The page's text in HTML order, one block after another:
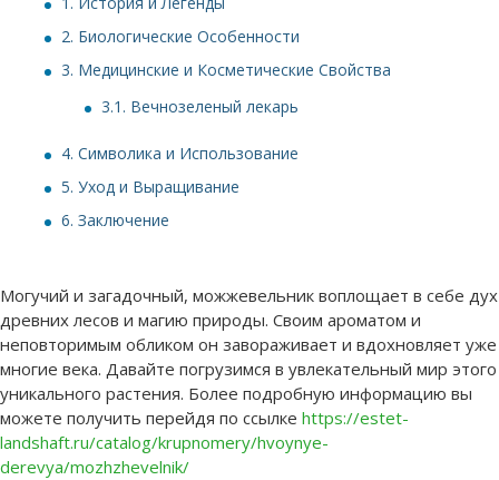
2. Биологические Особенности
3. Медицинские и Косметические Свойства
3.1. Вечнозеленый лекарь
4. Символика и Использование
5. Уход и Выращивание
6. Заключение
Могучий и загадочный, можжевельник воплощает в себе дух
древних лесов и магию природы. Своим ароматом и
неповторимым обликом он завораживает и вдохновляет уже
многие века. Давайте погрузимся в увлекательный мир этого
уникального растения. Более подробную информацию вы
можете получить перейдя по ссылке https://estet-
landshaft.ru/catalog/krupnomery/hvoynye-
derevya/mozhzhevelnik/